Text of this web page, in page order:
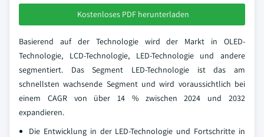
Kostenloses PDF herunterladen
Basierend auf der Technologie wird der Markt in OLED-
Technologie, LCD-Technologie, LED-Technologie und andere
segmentiert. Das Segment LED-Technologie ist das am
schnellsten wachsende Segment und wird voraussichtlich bei
einem CAGR von über 14 % zwischen 2024 und 2032
expandieren.
Die Entwicklung in der LED-Technologie und Fortschritte in